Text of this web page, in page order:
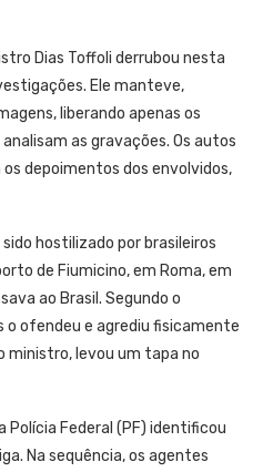
Dias Toffoli derrubou nesta
Ele manteve,
liberando apenas os
as gravações. Os autos
depoimentos dos envolvidos,
hostilizado por brasileiros
de Fiumicino, em Roma, em
ao Brasil. Segundo o
o ofendeu e agrediu fisicamente
ministro, levou um tapa no
Polícia Federal (PF) identificou
Na sequência, os agentes